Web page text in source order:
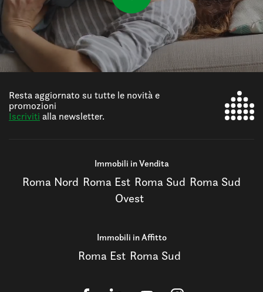
Resta aggiornato su tutte le novità e
promozioni
Iscriviti alla newsletter.
Immobili in Vendita
Roma Nord Roma Est Roma Sud Roma Sud
Ovest
Immobili in Affitto
Roma Est Roma Sud